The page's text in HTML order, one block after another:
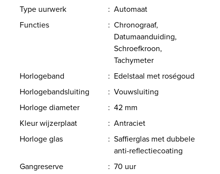
Type uurwerk
: Automaat
Functies
: Chronograaf,
Datumaanduiding,
Schroefkroon,
Tachymeter
Horlogeband
: Edelstaal met roségoud
Horlogebandsluiting
: Vouwsluiting
Horloge diameter
: 42 mm
Kleur wijzerplaat
: Antraciet
Horloge glas
: Saffierglas met dubbele
anti-reflectiecoating
Gangreserve
: 70 uur